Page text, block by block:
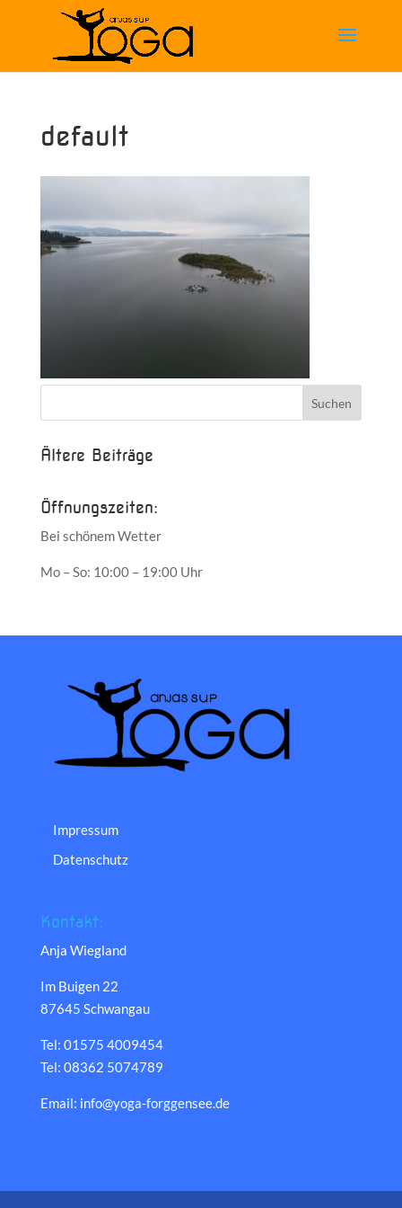
default
Ältere Beiträge
Öffnungszeiten:
Bei schönem Wetter
Mo – So: 10:00 – 19:00 Uhr
Impressum
Datenschutz
Kontakt:
Anja Wiegland
Im Buigen 22
87645 Schwangau
Tel: 01575 4009454
Tel: 08362 5074789
Email: info@yoga-forggensee.de